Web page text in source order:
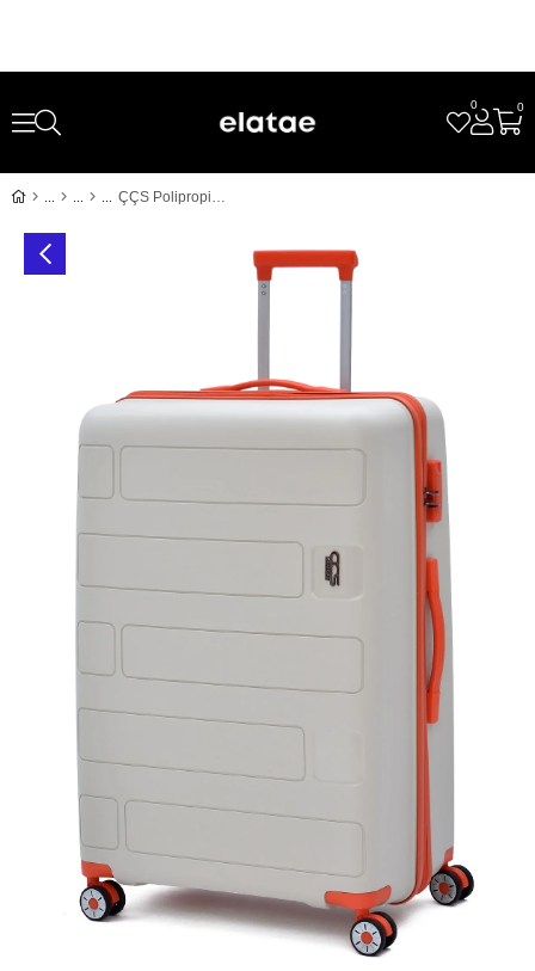
0
0
ÇÇS Polipropilen Kırılmaz Büyük Boy Valiz Bej-Turuncu – Sessiz Tekerlekli, Darbe Dayanıklı 5236